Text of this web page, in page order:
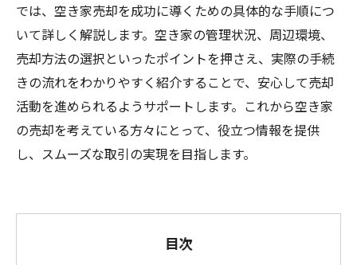
では、空き家売却を成功に導くための具体的な手順につ
いて詳しく解説します。空き家の管理状況、周辺環境、
売却方法の選択といったポイントを押さえ、実際の手続
きの流れをわかりやすく紹介することで、安心して売却
活動を進められるようサポートします。これから空き家
の売却を考えている方々にとって、役立つ情報を提供
し、スムーズな取引の実現を目指します。
目次